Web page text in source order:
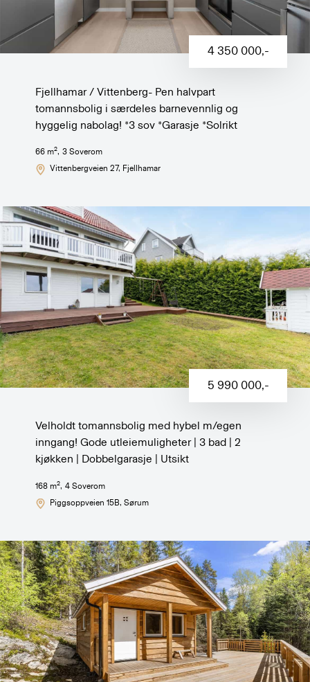
4 350 000,-
Fjellhamar / Vittenberg- Pen halvpart
tomannsbolig i særdeles barnevennlig og
hyggelig nabolag! *3 sov *Garasje *Solrikt
66 m2, 3Soverom
Vittenbergveien 27, Fjellhamar
5 990 000,-
Velholdt tomannsbolig med hybel m/egen
inngang! Gode utleiemuligheter | 3 bad | 2
kjøkken | Dobbelgarasje | Utsikt
168 m2, 4Soverom
Piggsoppveien 15B, Sørum